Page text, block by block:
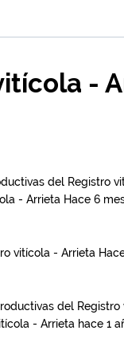
-
del Registro
- Arrieta Hace 6
vitícola - Arrieta
del
- Arrieta hace 1